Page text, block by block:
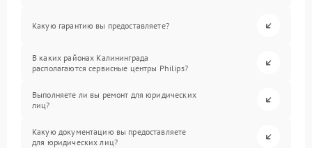
Какую гарантию вы предоставляете?
В каких районах Калининграда
располагаются сервисные центры Philips?
Выполняете ли вы ремонт для юридических
лиц?
Какую документацию вы предоставляете
для юридических лиц?